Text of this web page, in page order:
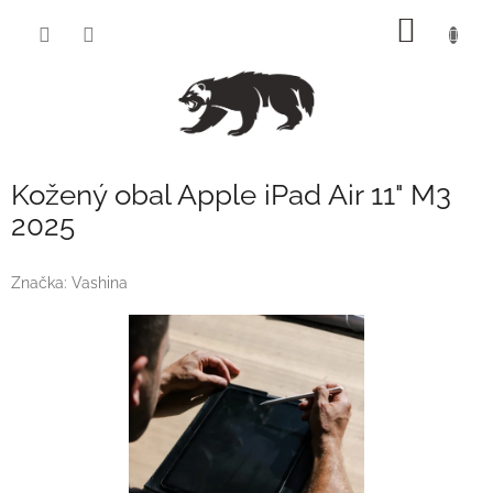
Kožený obal Apple iPad Air 11" M3
2025
Značka: Vashina